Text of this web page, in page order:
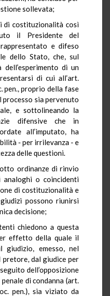
sollevata;
di costituzionalità così
il Presidente del
e difeso
dello Stato, che, sul
di un
di cui all’art.
pen., proprio della fase
sia pervenuto
e sottolineando la
difensive che in
all’imputato, ha
- per irrilevanza - e
delle questioni.
ordinanze di rinvio
analoghi o coincidenti
di costituzionalità e
possono riunirsi
decisione;
chiedono a questa
effetto della quale il
giudizio, emesso, nel
pretore, dal giudice per
dell’opposizione
di condanna (art.
pen.), sia viziato da